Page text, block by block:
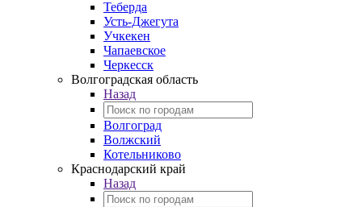
Теберда
Усть-Джегута
Учкекен
Чапаевское
Черкесск
Волгоградская область
Назад
Волгоград
Волжский
Котельниково
Краснодарский край
Назад